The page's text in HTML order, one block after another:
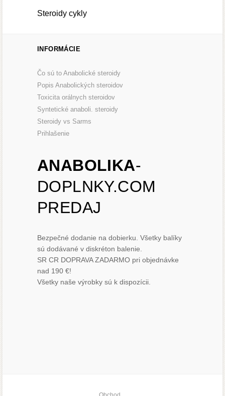
Steroidy cykly
INFORMÁCIE
Čo sú to Anabolické steroidy
Popis Anabolických steroidov
Toxicita orálnych steroidov
Syntetické anaboli. steroidy
Steroidy vs Sarms
Prihlašenie
ANABOLIKA-
DOPLNKY.COM
PREDAJ
Bezpečné dodanie na dobierku. Všetky balíky
sú dodávané v diskréton balenie.
SR CR DOPRAVA ZADARMO pri objednávke
nad 190 €!
Všetky naše výrobky sú k dispozícii.